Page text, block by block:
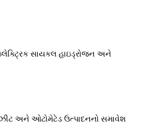
સાયકલ હાઇડ્રોજન અને
અને ઓટોમેટેડ ઉત્પાદનનો સમાવેશ